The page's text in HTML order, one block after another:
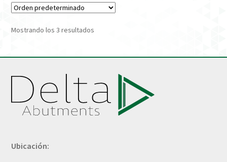
Mostrando los 3 resultados
Ubicación: